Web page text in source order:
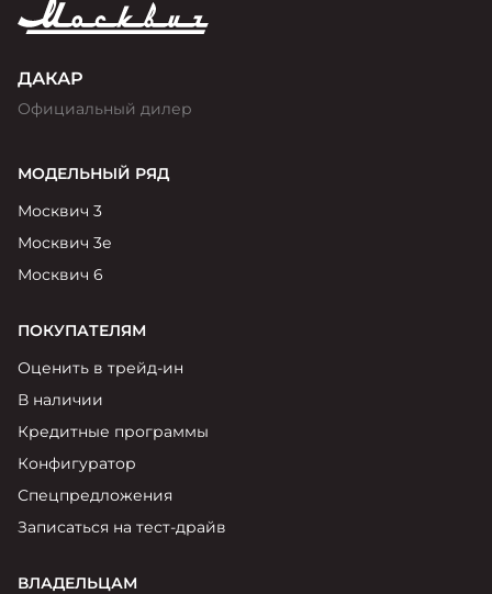
ДАКАР
Официальный дилер
МОДЕЛЬНЫЙ РЯД
Москвич 3
Москвич 3е
Москвич 6
ПОКУПАТЕЛЯМ
Оценить в трейд-ин
В наличии
Кредитные программы
Конфигуратор
Спецпредложения
Записаться на тест-драйв
ВЛАДЕЛЬЦАМ